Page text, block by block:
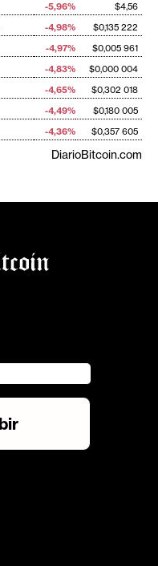
-5,96%
$4,56
-4,98%
$0,135 222
-4,97%
$0,005 961
-4,83%
$0,000 004
-4,65%
$0,302 018
-4,49%
$0,180 005
-4,36% $0,357 605
DiarioBitcoin.com